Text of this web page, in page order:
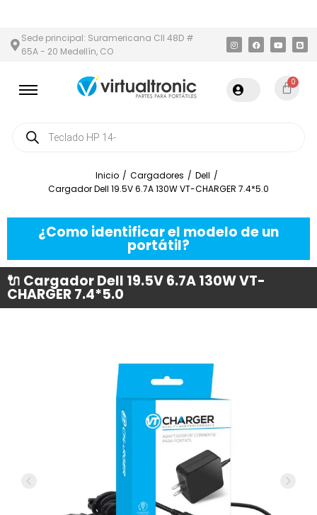
Sede principal: Suramericana Cll 48D #
65A - 20 Medellín, CO
0
Inicio / Cargadores / Dell /
Cargador Dell 19.5V 6.7A 130W VT-CHARGER 7.4*5.0
¿Como identificar el modelo de un
portátil?
🔌 Cargador Dell 19.5V 6.7A 130W VT-
CHARGER 7.4*5.0